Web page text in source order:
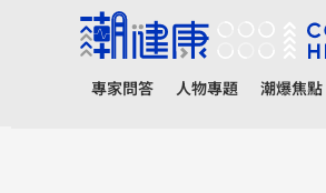
專家問答 人物專題 潮爆焦點